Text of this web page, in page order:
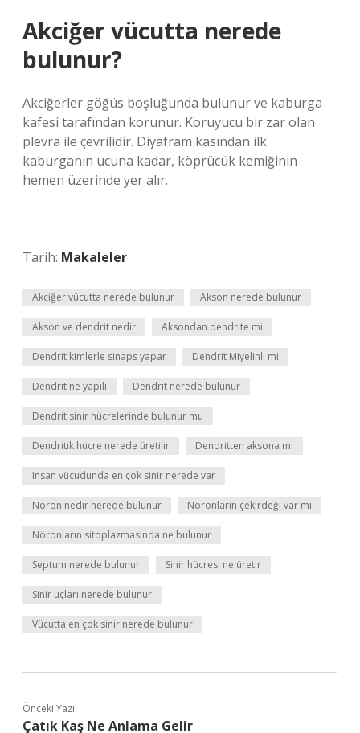
Akciğer vücutta nerede
bulunur?
Akciğerler göğüs boşluğunda bulunur ve kaburga
kafesi tarafından korunur. Koruyucu bir zar olan
plevra ile çevrilidir. Diyafram kasından ilk
kaburganın ucuna kadar, köprücük kemiğinin
hemen üzerinde yer alır.
Tarih: Makaleler
Akciğer vücutta nerede bulunur Akson nerede bulunur
Akson ve dendrit nedir Aksondan dendrite mi
Dendrit kimlerle sinaps yapar Dendrit Miyelinli mi
Dendrit ne yapılı Dendrit nerede bulunur
Dendrit sinir hücrelerinde bulunur mu
Dendritik hücre nerede üretilir Dendritten aksona mı
Insan vücudunda en çok sinir nerede var
Nöron nedir nerede bulunur Nöronların çekirdeği var mı
Nöronların sitoplazmasında ne bulunur
Septum nerede bulunur Sinir hücresi ne üretir
Sinir uçları nerede bulunur
Vücutta en çok sinir nerede bulunur
Önceki Yazı
Çatık Kaş Ne Anlama Gelir